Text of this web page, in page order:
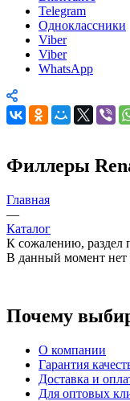
Telegram
Одноклассники
Viber
Viber
WhatsApp
Филлеры
Главная
—
Каталог
К сожалению, раздел
В данный момент нет
Почему
О компании
Гарантия
Доставка и
Для оптовых